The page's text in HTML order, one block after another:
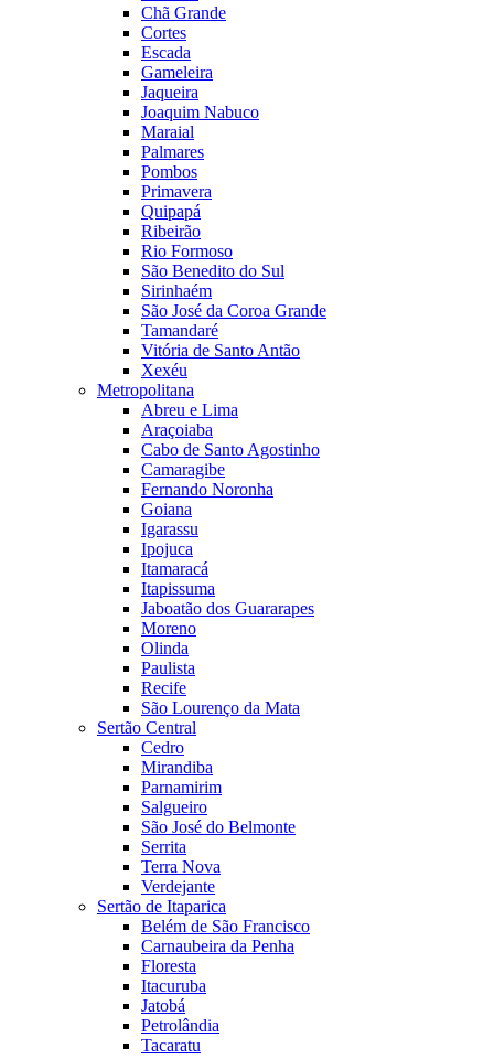
Chã Grande
Cortes
Escada
Gameleira
Jaqueira
Joaquim Nabuco
Maraial
Palmares
Pombos
Primavera
Quipapá
Ribeirão
Rio Formoso
São Benedito do Sul
Sirinhaém
São José da Coroa Grande
Tamandaré
Vitória de Santo Antão
Xexéu
Metropolitana
Abreu e Lima
Araçoiaba
Cabo de Santo Agostinho
Camaragibe
Fernando Noronha
Goiana
Igarassu
Ipojuca
Itamaracá
Itapissuma
Jaboatão dos Guararapes
Moreno
Olinda
Paulista
Recife
São Lourenço da Mata
Sertão Central
Cedro
Mirandiba
Parnamirim
Salgueiro
São José do Belmonte
Serrita
Terra Nova
Verdejante
Sertão de Itaparica
Belém de São Francisco
Carnaubeira da Penha
Floresta
Itacuruba
Jatobá
Petrolândia
Tacaratu